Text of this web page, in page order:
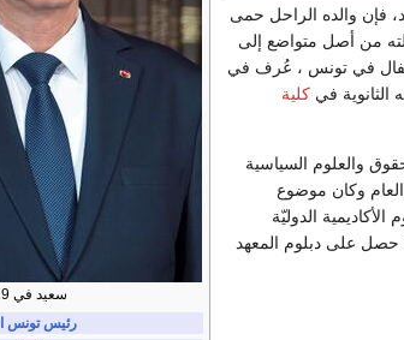
سعيد في 2019
رئيس تونس
فإن والده الراحل حمى
من أصل متواضع إلى
في تونس ، عُرف في
في كلية
والعلوم السياسية
العام وكان موضوع
وفي عام 1986 حصل على دبلوم الأكاديمية الدوليّة
للقانون الدستوري، وبعد سنوات مهنيّة قليلة عاد إلى شغفه التعليمي ففي عام 2001 حصل على دبلوم المعهد